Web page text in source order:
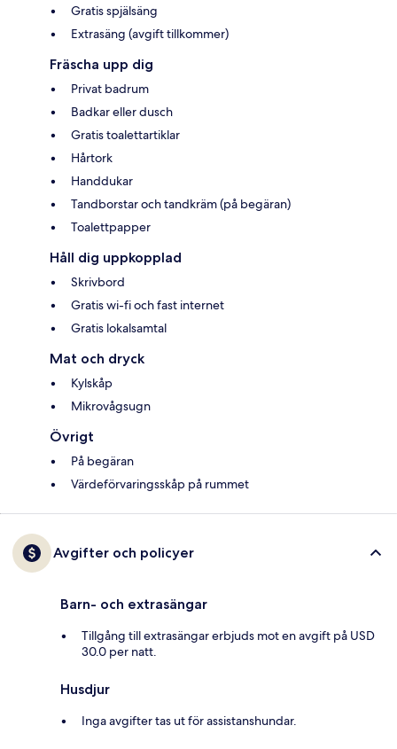
Gratis spjälsäng
Extrasäng (avgift tillkommer)
Fräscha upp dig
Privat badrum
Badkar eller dusch
Gratis toalettartiklar
Hårtork
Handdukar
Tandborstar och tandkräm (på begäran)
Toalettpapper
Håll dig uppkopplad
Skrivbord
Gratis wi-fi och fast internet
Gratis lokalsamtal
Mat och dryck
Kylskåp
Mikrovågsugn
Övrigt
På begäran
Värdeförvaringsskåp på rummet
Avgifter och policyer
Barn- och extrasängar
Tillgång till extrasängar erbjuds mot en avgift på USD
30.0 per natt.
Husdjur
Inga avgifter tas ut för assistanshundar.